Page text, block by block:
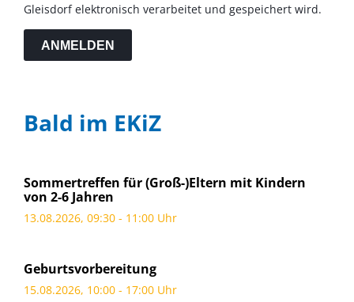
Gleisdorf elektronisch verarbeitet und gespeichert wird.
ANMELDEN
Bald im EKiZ
Sommertreffen für (Groß-)Eltern mit Kindern
von 2-6 Jahren
13.08.2026, 09:30 - 11:00 Uhr
Geburtsvorbereitung
15.08.2026, 10:00 - 17:00 Uhr